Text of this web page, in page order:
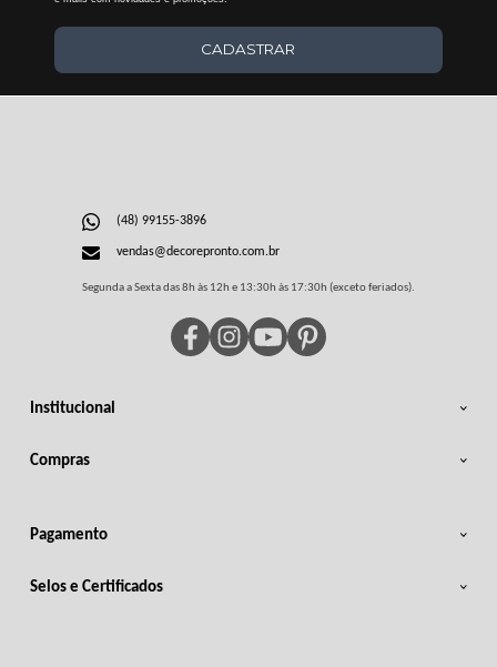
CADASTRAR
Institucional
Compras
(48) 99155-3896
vendas@decorepronto.com.br
Segunda a Sexta das 8h às 12h e 13:30h às 17:30h (exceto feriados).
Pagamento
Selos e Certificados